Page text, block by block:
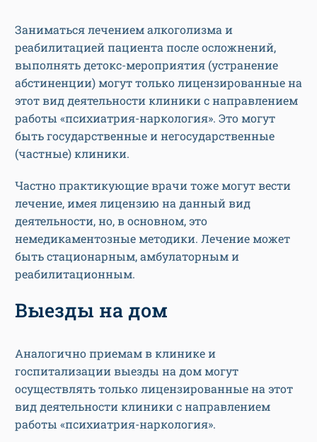
Заниматься лечением алкоголизма и
реабилитацией пациента после осложнений,
выполнять детокс-мероприятия (устранение
абстиненции) могут только лицензированные на
этот вид деятельности клиники с направлением
работы «психиатрия-наркология». Это могут
быть государственные и негосударственные
(частные) клиники.
Частно практикующие врачи тоже могут вести
лечение, имея лицензию на данный вид
деятельности, но, в основном, это
немедикаментозные методики. Лечение может
быть стационарным, амбулаторным и
реабилитационным.
Выезды на дом
Аналогично приемам в клинике и
госпитализации выезды на дом могут
осуществлять только лицензированные на этот
вид деятельности клиники с направлением
работы «психиатрия-наркология».